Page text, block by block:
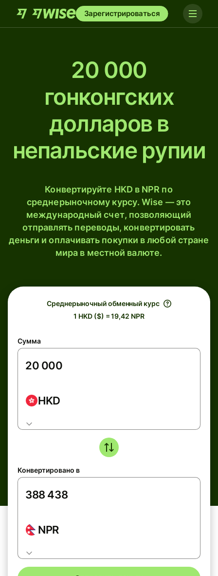
Зарегистрироваться
20 000
гонконгских
долларов в
непальские рупии
Конвертируйте HKD в NPR по
среднерыночному курсу. Wise — это
международный счет, позволяющий
отправлять переводы, конвертировать
деньги и оплачивать покупки в любой стране
мира в местной валюте.
Среднерыночный обменный курс
1 HKD ($) = 19,42 NPR
Сумма
HKD
Конвертировано в
NPR